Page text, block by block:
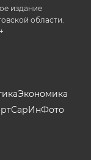
издание
области.
Экономика
СарИнФото